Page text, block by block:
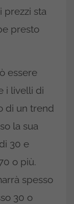
prezzi sta
presto
essere
i livelli di
di un trend
la sua
30 e
o più.
spesso
30 o